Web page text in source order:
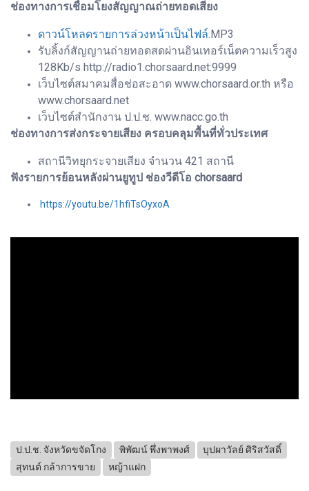
ช่องทางการเชื่อมโยงสัญญาณถ่ายทอดเสียง
ดาวน์โหลดรายการล่วงหน้าเป็นไฟล์ .MP3
รับลิ้งก์สัญญานถ่ายทอดสดผ่านอินเทอร์เน็ตความเร็วสูง
128Kb/s http://radio1.chorsaard.net:9999
เว็บไซต์สมาคมสื่อช่อสะอาด www.chorsaard.or.th หรือ
www.chorsaard.net
เว็บไซต์สำนักงาน ป.ป.ช. www.nacc.go.th
ช่องทางการส่งกระจายเสียง ครอบคลุมพื้นที่ทั่วประเทศ
สถานีวิทยุกระจายเสียง จำนวน 421 สถานี
ฟังรายการย้อนหลังผ่านยูทูป ช่องวีดีโอ chorsaard
https://youtu.be/1hfiTsOyxoA
ป.ป.ช. จังหวัดขจัดโกง พิพัฒน์ พึ่งพาพงศ์
บุปผาวัลย์ ศิริสวัสดิ์
สุทนต์ กล้าการขาย
หญ้าแฝก